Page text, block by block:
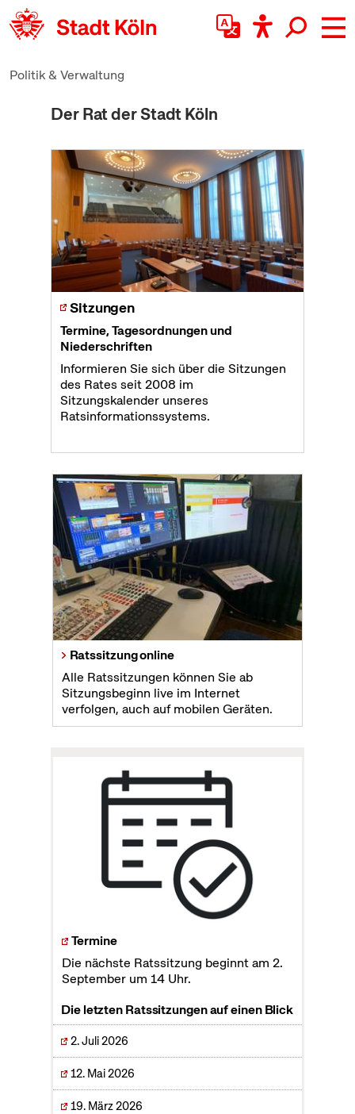
zum Inhalt springen
Politik & Verwaltung
Der Rat der Stadt Köln
Sitzungen
Termine, Tagesordnungen und
Niederschriften
Informieren Sie sich über die Sitzungen
des Rates seit 2008 im
Sitzungskalender unseres
Ratsinformationssystems.
Ratssitzung online
Alle Ratssitzungen können Sie ab
Sitzungsbeginn live im Internet
verfolgen, auch auf mobilen Geräten.
Termine
Die nächste Ratssitzung beginnt am 2.
September um 14 Uhr.
Die letzten Ratssitzungen auf einen Blick
2. Juli 2026
12. Mai 2026
19. März 2026